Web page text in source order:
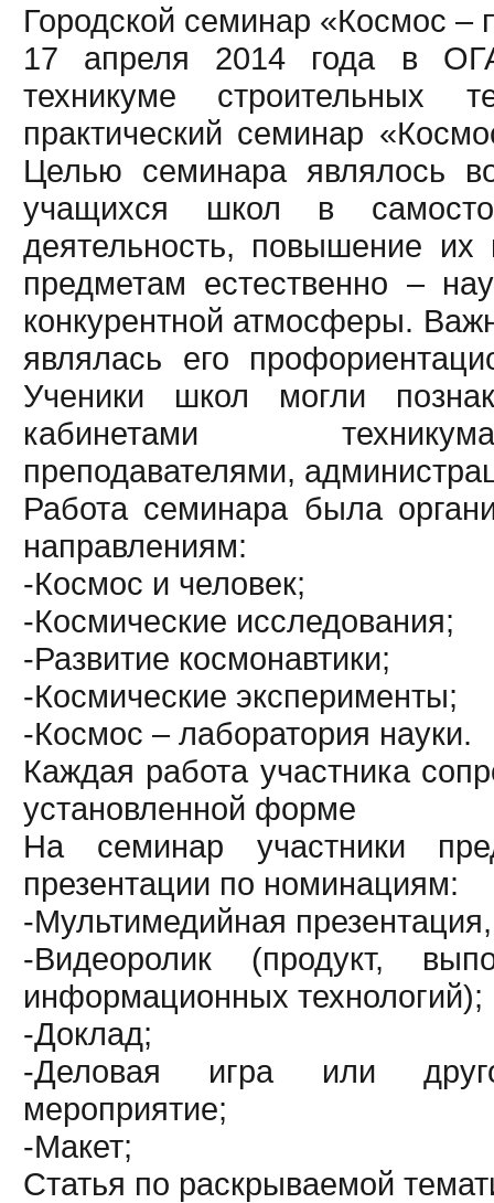
Городской семинар «Космос –
17 апреля 2014 года в
техникуме строительных
практический семинар
Целью семинара являлось
учащихся школ в
деятельность, повышение
предметам естественно –
конкурентной атмосферы.
являлась его
Ученики школ могли
кабинетами
преподавателями,
Работа семинара была
направлениям:
-Космос и человек;
-Космические исследования;
-Развитие космонавтики;
-Космические эксперименты;
-Космос – лаборатория науки.
Каждая работа участника
установленной форме
На семинар участники
презентации по номинациям:
-Мультимедийная презентация,
-Видеоролик (продукт,
информационных технологий);
-Доклад;
-Деловая игра или
мероприятие;
-Макет;
Статья по раскрываемой